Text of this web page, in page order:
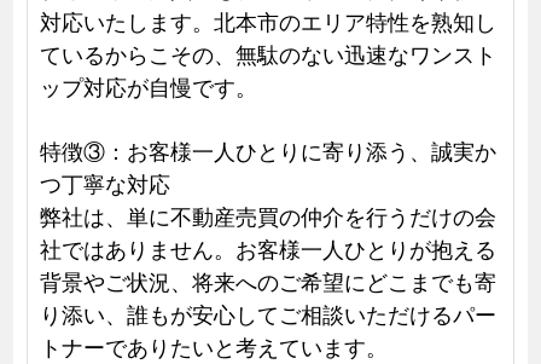
対応いたします。北本市のエリア特性を熟知し
ているからこその、無駄のない迅速なワンスト
ップ対応が自慢です。
特徴③：お客様一人ひとりに寄り添う、誠実か
つ丁寧な対応
弊社は、単に不動産売買の仲介を行うだけの会
社ではありません。お客様一人ひとりが抱える
背景やご状況、将来へのご希望にどこまでも寄
り添い、誰もが安心してご相談いただけるパー
トナーでありたいと考えています。